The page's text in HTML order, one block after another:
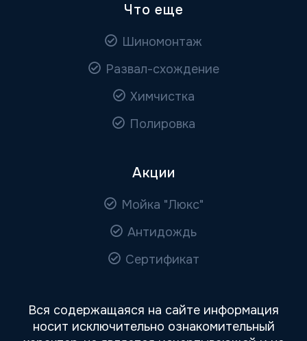
Что еще
Шиномонтаж
Развал-схождение
Химчистка
Полировка
Акции
Мойка "Люкс"
Антидождь
Сертификат
Вся содержащаяся на сайте информация
носит исключительно ознакомительный